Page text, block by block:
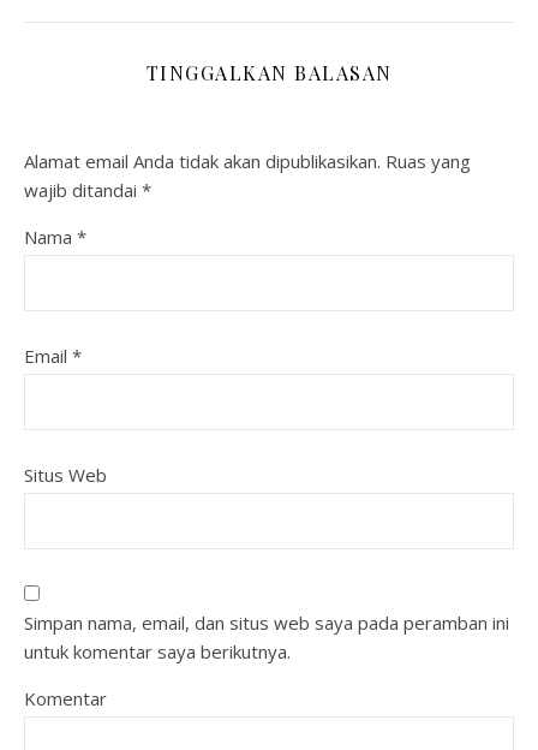
TINGGALKAN BALASAN
Alamat email Anda tidak akan dipublikasikan. Ruas yang
wajib ditandai *
Nama *
Email *
Situs Web
Simpan nama, email, dan situs web saya pada peramban ini
untuk komentar saya berikutnya.
Komentar